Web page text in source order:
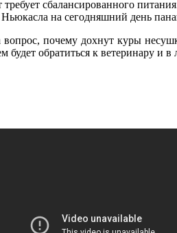
требует сбалансированного
Ньюкасла на сегодняшний день
вопрос, почему дохнут куры
будет обратиться к ветеринару и